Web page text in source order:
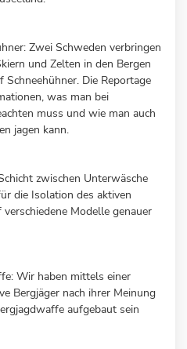
Zwei Schweden verbringen
und Zelten in den Bergen
Die Reportage
was man bei
muss und wie man auch
jagen kann.
zwischen Unterwäsche
die Isolation des aktiven
Modelle genauer
Wir haben mittels einer
Bergjäger nach ihrer Meinung
aufgebaut sein